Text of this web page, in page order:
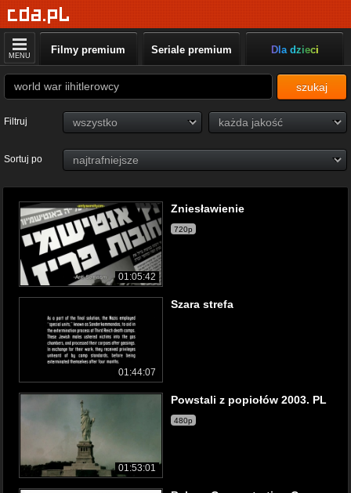
MENU Filmy premium Seriale premium Dla dzieci
szukaj
Filtruj
Sortuj po
01:05:42
Zniesławienie
720p
01:44:07
Szara strefa
01:53:01
Powstali z popiołów 2003. PL
480p